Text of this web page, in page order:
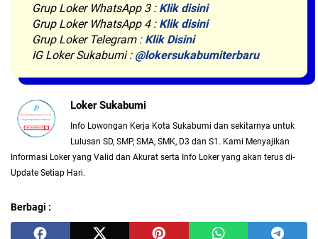
Grup Loker WhatsApp 3 : Klik disini
Grup Loker WhatsApp 4 : Klik disini
Grup Loker Telegram : Klik Disini
IG Loker Sukabumi : @lokersukabumiterbaru
Loker Sukabumi
Info Lowongan Kerja Kota Sukabumi dan sekitarnya untuk
Lulusan SD, SMP, SMA, SMK, D3 dan S1. Kami Menyajikan
Informasi Loker yang Valid dan Akurat serta Info Loker yang akan terus di-
Update Setiap Hari.
Berbagi :